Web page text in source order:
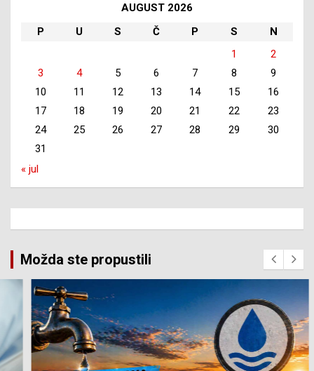
AUGUST 2026
P
U S Č P S
N
1
2
3
4 5 6 7 8
9
10
11 12 13 14 15
16
17
18 19 20 21 22
23
24
25 26 27 28 29
30
31
« jul
Možda ste propustili